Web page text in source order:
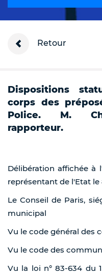
Retour
Dispositions
corps des
Police. M.
rapporteur.
Délibération affichée à
représentant de l'Etat
Le Conseil de Paris,
municipal
Vu le code général des
Vu le code des
Vu la loi n° 83-634 du